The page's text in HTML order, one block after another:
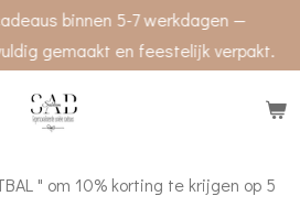
binnen 5-7 werkdagen —
gemaakt en feestelijk verpakt.
" om 10% korting te krijgen op 5